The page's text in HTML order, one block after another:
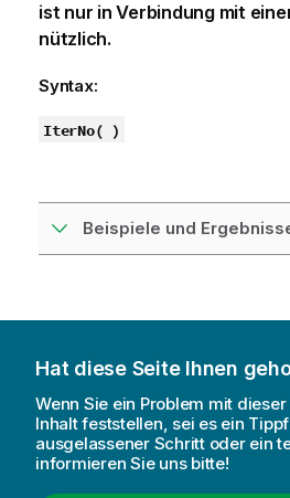
ist nur in Verbindung mit
nützlich.
Syntax:
IterNo( )
Beispiele und
Hat diese Seite Ihnen
Wenn Sie ein Problem mit
Inhalt feststellen, sei es ein
ausgelassener Schritt oder ein
informieren Sie uns bitte!